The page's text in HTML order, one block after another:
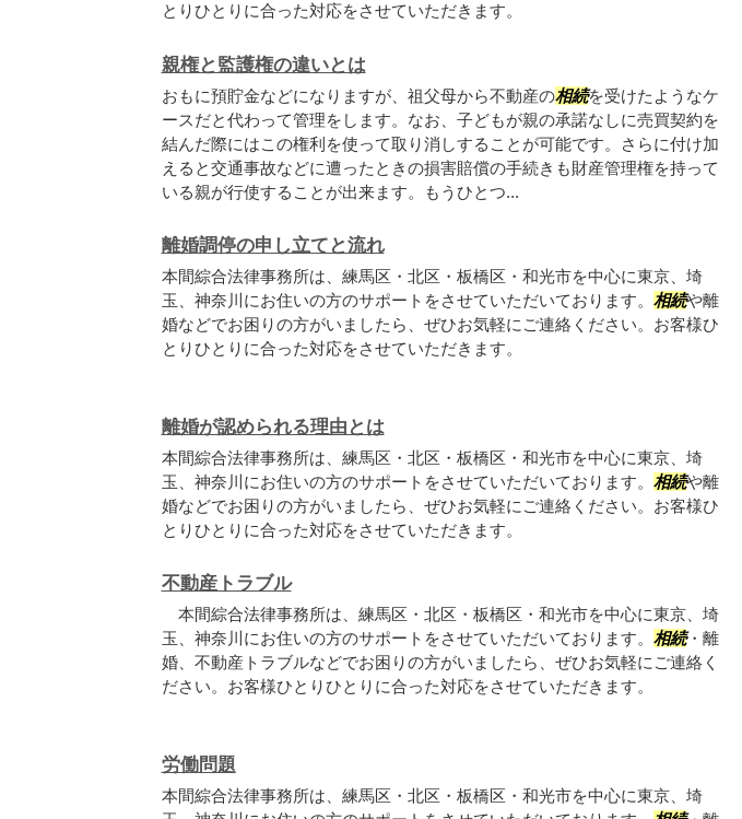
とりひとりに合った対応をさせていただきます。
親権と監護権の違いとは
おもに預貯金などになりますが、祖父母から不動産の相続を受けたようなケ
ースだと代わって管理をします。なお、子どもが親の承諾なしに売買契約を
結んだ際にはこの権利を使って取り消しすることが可能です。さらに付け加
えると交通事故などに遭ったときの損害賠償の手続きも財産管理権を持って
いる親が行使することが出来ます。もうひとつ...
離婚調停の申し立てと流れ
本間綜合法律事務所は、練馬区・北区・板橋区・和光市を中心に東京、埼
玉、神奈川にお住いの方のサポートをさせていただいております。 相続や離
婚などでお困りの方がいましたら、ぜひお気軽にご連絡ください。お客様ひ
とりひとりに合った対応をさせていただきます。
離婚が認められる理由とは
本間綜合法律事務所は、練馬区・北区・板橋区・和光市を中心に東京、埼
玉、神奈川にお住いの方のサポートをさせていただいております。 相続や離
婚などでお困りの方がいましたら、ぜひお気軽にご連絡ください。お客様ひ
とりひとりに合った対応をさせていただきます。
不動産トラブル
本間綜合法律事務所は、練馬区・北区・板橋区・和光市を中心に東京、埼
玉、神奈川にお住いの方のサポートをさせていただいております。 相続・離
婚、不動産トラブルなどでお困りの方がいましたら、ぜひお気軽にご連絡く
ださい。お客様ひとりひとりに合った対応をさせていただきます。
労働問題
本間綜合法律事務所は、練馬区・北区・板橋区・和光市を中心に東京、埼